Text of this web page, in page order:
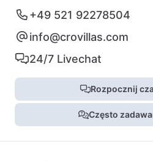
+49 521 92278504
info@crovillas.com
24/7 Livechat
Rozpocznij
Często